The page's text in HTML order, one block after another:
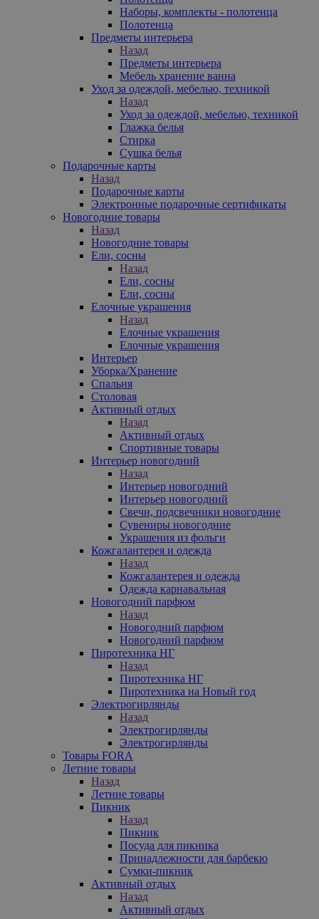
Наборы, комплекты - полотенца
Полотенца
Предметы интерьера
Назад
Предметы интерьера
Мебель хранение ванна
Уход за одеждой, мебелью, техникой
Назад
Уход за одеждой, мебелью, техникой
Глажка белья
Стирка
Сушка белья
Подарочные карты
Назад
Подарочные карты
Электронные подарочные сертификаты
Новогодние товары
Назад
Новогодние товары
Ели, сосны
Назад
Ели, сосны
Ели, сосны
Елочные украшения
Назад
Елочные украшения
Елочные украшения
Интерьер
Уборка/Хранение
Спальня
Столовая
Активный отдых
Назад
Активный отдых
Спортивные товары
Интерьер новогодний
Назад
Интерьер новогодний
Интерьер новогодний
Свечи, подсвечники новогодние
Сувениры новогодние
Украшения из фольги
Кожгалантерея и одежда
Назад
Кожгалантерея и одежда
Одежда карнавальная
Новогодний парфюм
Назад
Новогодний парфюм
Новогодний парфюм
Пиротехника НГ
Назад
Пиротехника НГ
Пиротехника на Новый год
Электрогирлянды
Назад
Электрогирлянды
Электрогирлянды
Товары FORA
Летние товары
Назад
Летние товары
Пикник
Назад
Пикник
Посуда для пикника
Принадлежности для барбекю
Сумки-пикник
Активный отдых
Назад
Активный отдых